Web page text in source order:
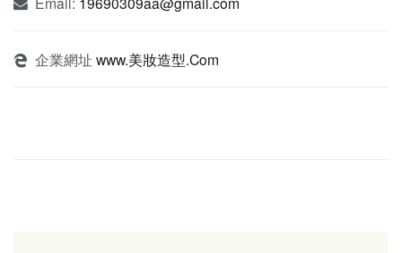
企業網址 www.美妝造型.Com